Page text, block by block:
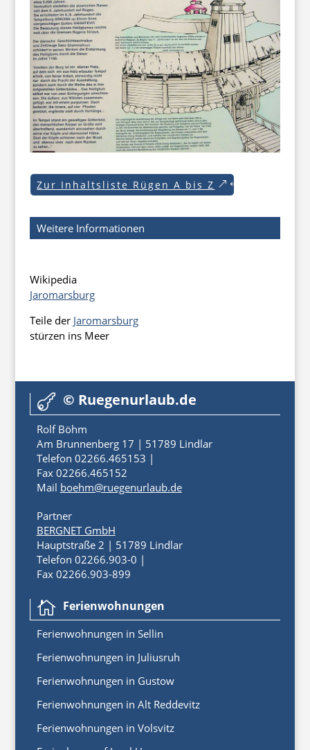
Zur Inhaltsliste Rügen A bis Z
Weitere Informationen
Wikipedia
Jaromarsburg
Teile der Jaromarsburg
stürzen ins Meer
 © Ruegenurlaub.de
Rolf Böhm
Am Brunnenberg 17 | 51789 Lindlar
Telefon 02266.465153 |
Fax 02266.465152
Mail boehm@ruegenurlaub.de
Partner
BERGNET GmbH
Hauptstraße 2 | 51789 Lindlar
Telefon 02266.903-0 |
Fax 02266.903-899
 Ferienwohnungen
Ferienwohnungen in Sellin
Ferienwohnungen in Juliusruh
Ferienwohnungen in Gustow
Ferienwohnungen in Alt Reddevitz
Ferienwohnungen in Volsvitz